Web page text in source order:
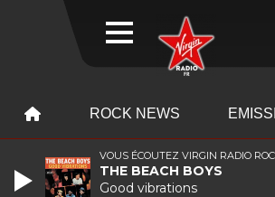
ROCK NEWS
VOUS ÉCOUTEZ VIRGIN RADIO
THE BEACH BOYS
Good vibrations
WEBRADIO